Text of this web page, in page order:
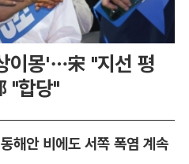
이몽'…宋 "지선 평
"합당"
해안 비에도 서쪽 폭염 계속